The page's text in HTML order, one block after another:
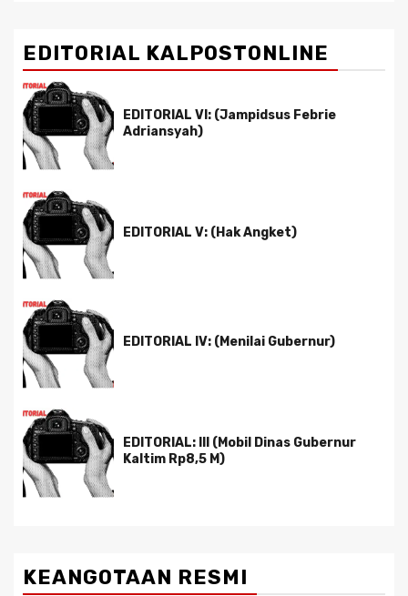
EDITORIAL KALPOSTONLINE
EDITORIAL VI: (Jampidsus Febrie
Adriansyah)
EDITORIAL V: (Hak Angket)
EDITORIAL IV: (Menilai Gubernur)
EDITORIAL: III (Mobil Dinas Gubernur
Kaltim Rp8,5 M)
KEANGOTAAN RESMI